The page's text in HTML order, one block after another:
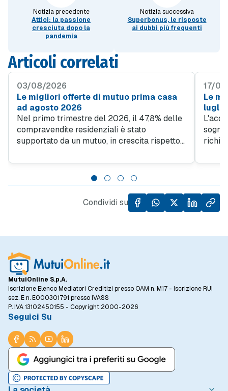
Notizia precedente
Attici: la passione
cresciuta dopo la
pandemia
Notizia successiva
Superbonus, le risposte
ai dubbi più frequenti
Articoli correlati
03/08/2026
Le migliori offerte di mutuo prima casa
ad agosto 2026
Nel primo trimestre del 2026, il 47,8% delle
compravendite residenziali è stato
supportato da un mutuo, in crescita rispetto
trend evidenzia quanto sia importante
l'accesso al credito per facilitare l'acquisto
di case, specialmente in un contesto in cui il
prezzo al metro quadro degli immobili ha
registrato un incremento del 5,5% rispetto
17/
Le
Condividi su
MutuiOnline S.p.A.
Iscrizione Elenco Mediatori Creditizi presso OAM n. M17 - Iscrizione RUI
sez. E n. E000301791 presso IVASS
P. IVA 13102450155 - Copyright 2000-2026
Seguici Su